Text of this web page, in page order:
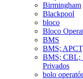
Birmingham
Blackpool
bloco
Bloco
BMS
BMS;
BMS; CBL;
Privados
bolo